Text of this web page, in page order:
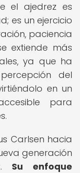
el ajedrez es
es un ejercicio
paciencia
extiende más
ya que ha
del
en un
para
Carlsen hacia
generación
Su enfoque